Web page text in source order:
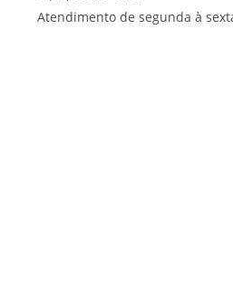
Atendimento de segunda à